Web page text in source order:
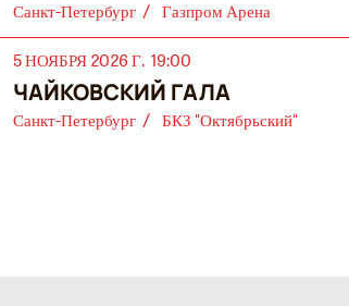
Санкт-Петербург Газпром Арена
5 НОЯБРЯ 2026 Г. 19:00
ЧАЙКОВСКИЙ ГАЛА
Санкт-Петербург БКЗ "Октябрьский"